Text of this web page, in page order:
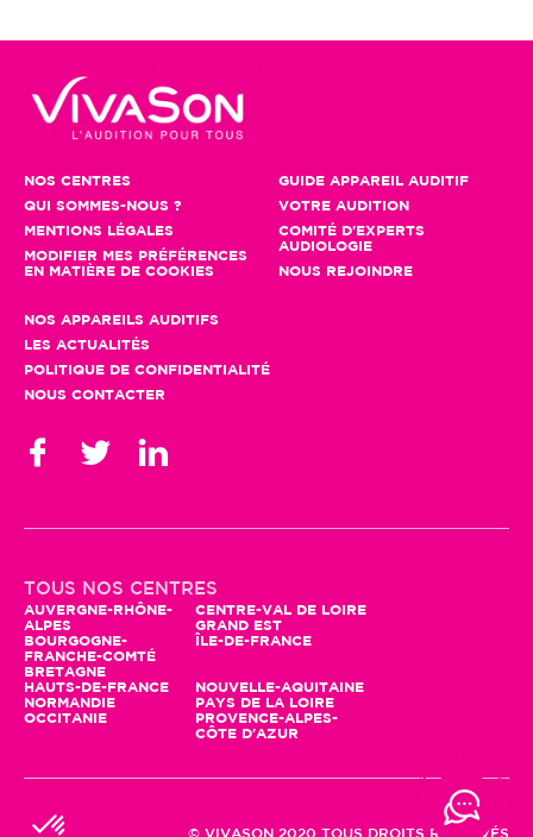
NOS CENTRES
QUI SOMMES-NOUS ?
MENTIONS LÉGALES
MODIFIER MES PRÉFÉRENCES
EN MATIÈRE DE COOKIES
GUIDE APPAREIL AUDITIF
VOTRE AUDITION
COMITÉ D'EXPERTS
AUDIOLOGIE
NOUS REJOINDRE
NOS APPAREILS AUDITIFS
LES ACTUALITÉS
POLITIQUE DE CONFIDENTIALITÉ
NOUS CONTACTER
TOUS NOS CENTRES
AUVERGNE-RHÔNE-
ALPES
BOURGOGNE-
FRANCHE-COMTÉ
BRETAGNE
CENTRE-VAL DE LOIRE
GRAND EST
ÎLE-DE-FRANCE
HAUTS-DE-FRANCE
NORMANDIE
OCCITANIE
NOUVELLE-AQUITAINE
PAYS DE LA LOIRE
PROVENCE-ALPES-
CÔTE D'AZUR
© VIVASON 2020 TOUS DROITS RÉSERVÉS